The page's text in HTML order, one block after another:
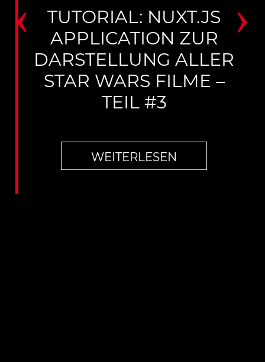
TUTORIAL: NUXT.JS
APPLICATION ZUR
DARSTELLUNG ALLER
STAR WARS FILME –
TEIL #3
WEITERLESEN
‹ ›